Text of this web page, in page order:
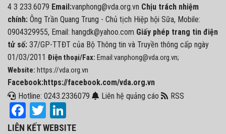
4 3 233.6079 Email:vanphong@vda.org.vn Chịu trách nhiệm
chính: Ông Trần Quang Trung - Chủ tịch Hiệp hội Sữa, Mobile:
0904329955, Email: hangdk@yahoo.com Giấy phép trang tin điện
tử số: 37/GP-TTĐT của Bộ Thông tin và Truyền thông cấp ngày
01/03/2011 Điện thoại/Fax: Email:vanphong@vda.org.vn;
Website: https://vda.org.vn
Facebook:https://facebook.com/vda.org.vn
Hotline: 0243.2336079
Liên hệ quảng cáo RSS
Facebook
Twitter
LIÊN KẾT WEBSITE